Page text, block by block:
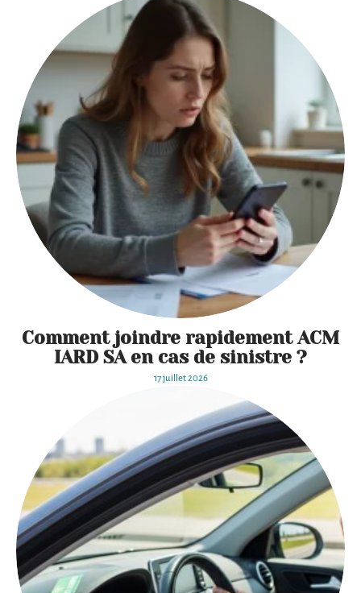
Comment joindre rapidement ACM
IARD SA en cas de sinistre ?
17 juillet 2026